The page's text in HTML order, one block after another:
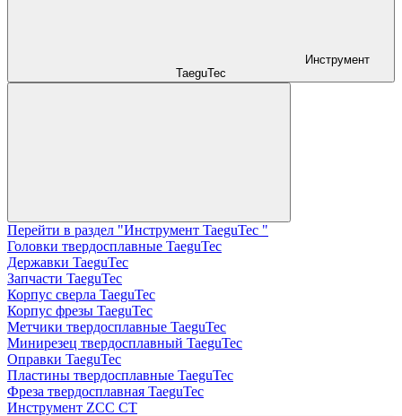
Инструмент
TaeguTec
Перейти в раздел "Инструмент TaeguTec "
Головки твердосплавные TaeguTec
Державки TaeguTec
Запчасти TaeguTec
Корпус сверла TaeguTec
Корпус фрезы TaeguTec
Метчики твердосплавные TaeguTec
Минирезец твердосплавный TaeguTec
Оправки TaeguTec
Пластины твердосплавные TaeguTec
Фреза твердосплавная TaeguTec
Инструмент ZCС CT